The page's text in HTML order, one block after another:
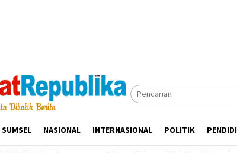
SUMSEL NASIONAL INTERNASIONAL POLITIK